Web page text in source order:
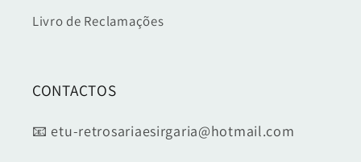
Livro de Reclamações
CONTACTOS
📧 etu-retrosariaesirgaria@hotmail.com